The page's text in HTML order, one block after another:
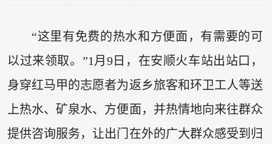
“这里有免费的热水和方便面，有需要的可
以过来领取。”1月9日，在安顺火车站出站口，
身穿红马甲的志愿者为返乡旅客和环卫工人等送
上热水、矿泉水、方便面，并热情地向来往群众
提供咨询服务，让出门在外的广大群众感受到归